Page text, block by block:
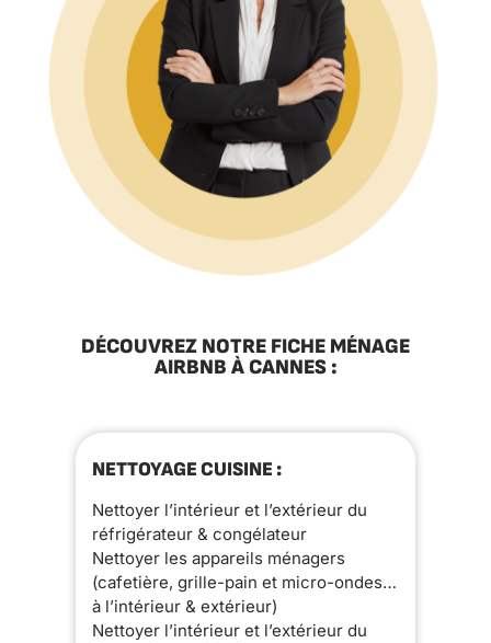
DÉCOUVREZ NOTRE FICHE MÉNAGE
AIRBNB À CANNES :
NETTOYAGE CUISINE :
Nettoyer l’intérieur et l’extérieur du
réfrigérateur & congélateur
Nettoyer les appareils ménagers
(cafetière, grille-pain et micro-ondes…
à l’intérieur & extérieur)
Nettoyer l’intérieur et l’extérieur du